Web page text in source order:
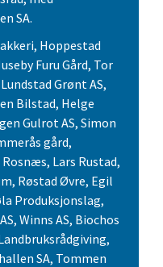
SA.
Hoppestad
Furu Gård, Tor
Grønt AS,
Bilstad, Helge
Gulrot AS, Simon
gård,
Lars Rustad,
Røstad Øvre, Egil
Produksjonslag,
Winns AS, Biochos
SA, Tommen